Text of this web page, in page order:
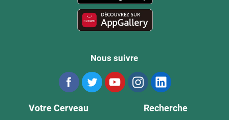
Nous suivre
Votre Cerveau Recherche